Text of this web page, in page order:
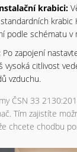
krabici:
krabic
podle schématu v
Po zapojení
vysoká citlivost
vzduchu.
ČSN 33
Tím zajistíte
chcete chodbu